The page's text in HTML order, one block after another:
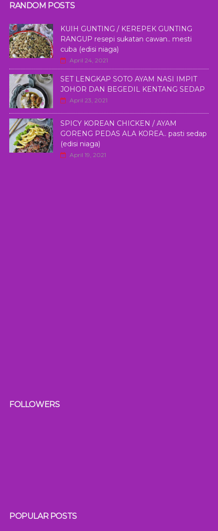
RANDOM POSTS
KUIH GUNTING / KEREPEK GUNTING
RANGUP resepi sukatan cawan.. mesti
cuba (edisi niaga)
April 24, 2021
SET LENGKAP SOTO AYAM NASI IMPIT
JOHOR DAN BEGEDIL KENTANG SEDAP
April 23, 2021
SPICY KOREAN CHICKEN / AYAM
GORENG PEDAS ALA KOREA.. pasti sedap
(edisi niaga)
April 19, 2021
FOLLOWERS
POPULAR POSTS